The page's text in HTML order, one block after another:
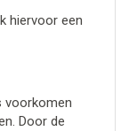
hiervoor een
voorkomen
Door de